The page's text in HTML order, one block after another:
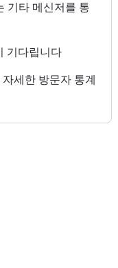
기타 메신저를 통
기다립니다
세한 방문자 통계